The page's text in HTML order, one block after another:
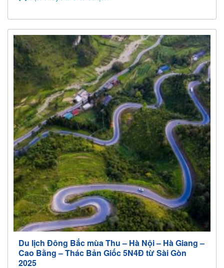
Du lịch Đông Bắc mùa Thu – Hà Nội – Hà Giang –
Cao Bằng – Thác Bản Giốc 5N4Đ từ Sài Gòn
2025